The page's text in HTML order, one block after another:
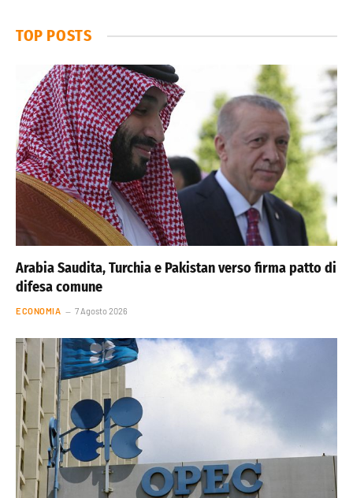
TOP POSTS
Arabia Saudita, Turchia e Pakistan verso firma patto di
difesa comune
ECONOMIA 7 Agosto 2026